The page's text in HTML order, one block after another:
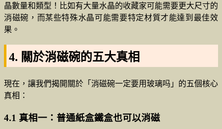
晶數量和類型！比如有大量水晶的收藏家可能需要更大尺寸的
消磁碗，而某些特殊水晶可能需要特定材質才能達到最佳效
果。
4. 關於消磁碗的五大真相
現在，讓我們揭開關於「消磁碗一定要用玻璃吗」的五個核心
真相：
4.1 真相一：普通紙盒鐵盒也可以消磁